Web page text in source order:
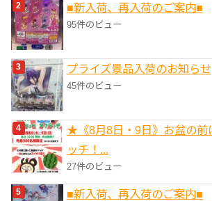
■新入荷、再入荷のご案内■
95件のビュー
プライズ景品入荷のお知らせ
45件のビュー
★《8月8日・9日》お盆の前
ッチ！...
27件のビュー
■新入荷、再入荷のご案内■